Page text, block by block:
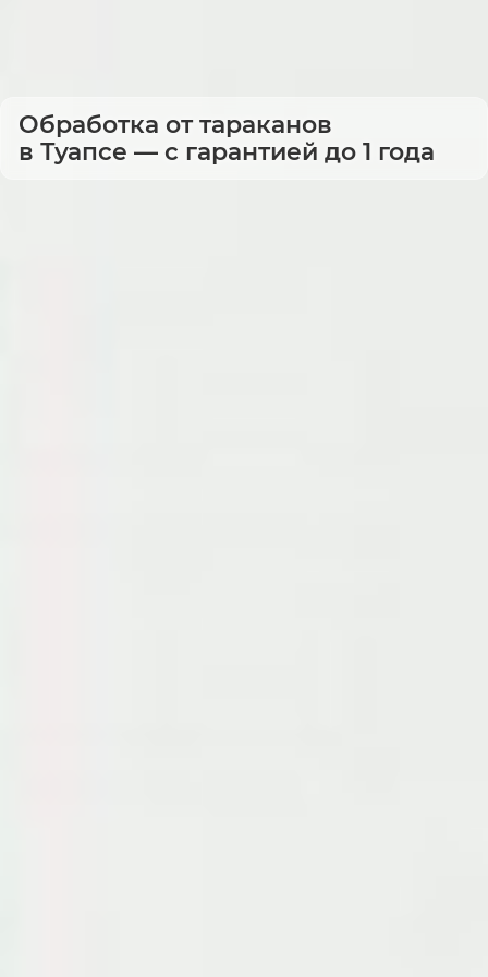
Обработка от тараканов
в Туапсе — с гарантией до 1 года